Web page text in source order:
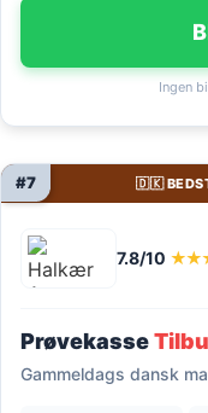
Ingen
🇩🇰
#7
7.8/10
Prøvekasse
Gammeldags dansk